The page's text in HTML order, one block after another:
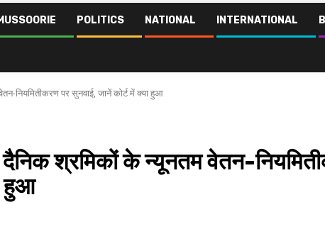
POLITICS NATIONAL INTERNATIONAL
नियमितीकरण पर सुनवाई, जानें कोर्ट में क्या हुआ
श्रमिकों के न्यूनतम वेतन-
हुआ